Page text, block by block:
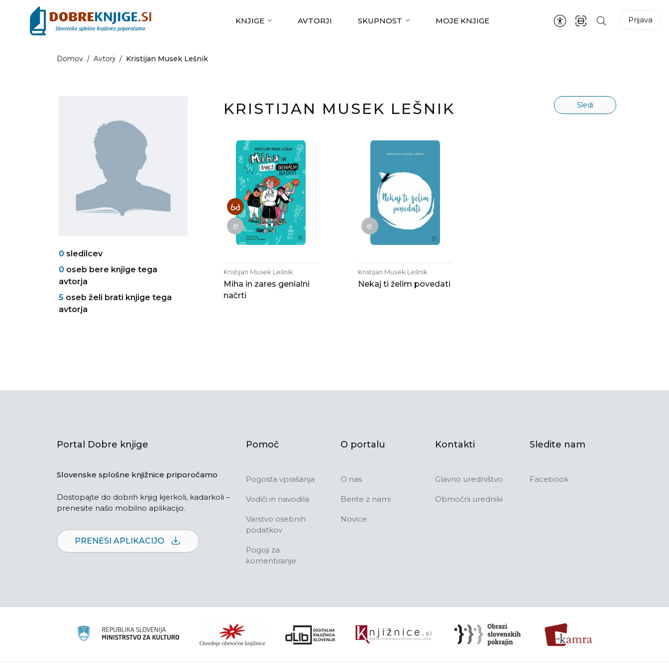
KNJIGE AVTORJI SKUPNOST MOJE KNJIGE Prijava
Domov / Avtorji / Kristijan Musek Lešnik
0 sledilcev
0 oseb bere knjige tega
avtorja
5 oseb želi brati knjige tega
avtorja
KRISTIJAN MUSEK LEŠNIK Sledi
e
Kristijan Musek Lešnik
Miha in zares genialni
načrti
e
Kristijan Musek Lešnik
Nekaj ti želim povedati
Portal Dobre knjige
Slovenske splošne knjižnice priporočamo
Dostopajte do dobrih knjig kjerkoli, kadarkoli –
prenesite našo mobilno aplikacijo.
PRENESI APLIKACIJO
Pomoč
Pogosta vprašanja
Vodiči in navodila
Varstvo osebnih
podatkov
Pogoji za
komentiranje
O portalu
O nas
Berite z nami
Novice
Kontakti
Glavno uredništvo
Območni uredniki
Sledite nam
Facebook